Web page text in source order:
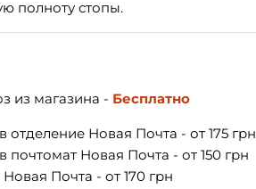
полноту стопы.
из магазина - Бесплатно
отделение Новая Почта - от 175 грн
почтомат Новая Почта - от 150 грн
Почта - от 170 грн